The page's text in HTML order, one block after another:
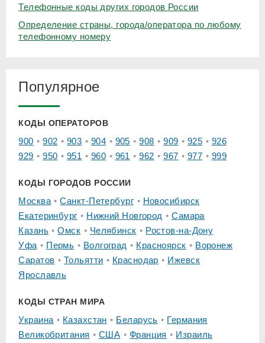
Телефонные коды других городов России
Определение страны, города/оператора по любому
телефонному номеру
Популярное
КОДЫ ОПЕРАТОРОВ
900 902 903 904 905 908 909 925
926
929
950 951 960 961 962 967 977 999
КОДЫ ГОРОДОВ РОССИИ
Москва Санкт-Петербург
Новосибирск
Екатеринбург
Нижний Новгород
Самара
Казань
Омск Челябинск
Ростов-на-Дону
Уфа
Пермь Волгоград Красноярск
Воронеж
Саратов
Тольятти Краснодар
Ижевск
Ярославль
КОДЫ СТРАН МИРА
Украина Казахстан Беларусь
Германия
Великобритания
США Франция Израиль